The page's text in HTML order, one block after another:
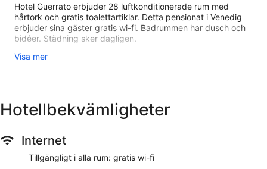
Hotel Guerrato erbjuder 28 luftkonditionerade rum med
hårtork och gratis toalettartiklar. Detta pensionat i Venedig
erbjuder sina gäster gratis wi-fi. Badrummen har dusch och
bidéer. Städning sker dagligen.
Hotel Guerrato ligger i Centrala Venedig, nära populära
reception.
Gäster håller sig uppkopplade med gratis wi-fi. Badrummen
har hårtorkar, gratis toalettartiklar och bidéer. Garderober
ingår också.
Visa mer
Hotellbekvämligheter
Internet
Tillgängligt i alla rum: gratis wi-fi